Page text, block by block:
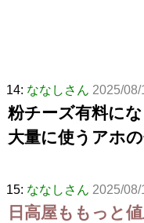
14: ななしさん 2025/
粉チーズ有料に
大量に使うアホ
15: ななしさん 2025/
日高屋ももっと